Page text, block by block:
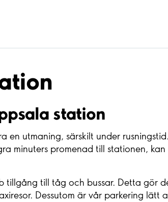
station
utmaning, särskilt under
minuters promenad till stationen,
till tåg och bussar. Detta gör
Dessutom är vår parkering lätt